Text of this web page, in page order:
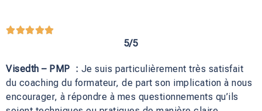

5/5
Visedth – PMP : Je suis particulièrement très satisfait
du coaching du formateur, de part son implication à nous
encourager, à répondre à mes questionnements qu’ils